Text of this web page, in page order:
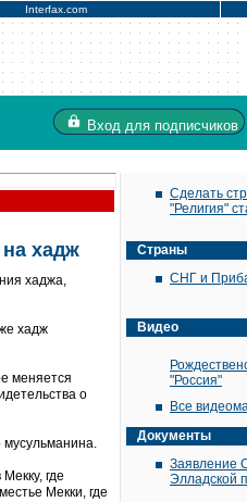
Interfax.com
Вход для подписчиков
хадж
хаджа,
хадж
меняется
о
где
Мекки, где
Сделать
"Религия"
Страны
СНГ и
Видео
"Россия"
Все
Документы
Заявление
Элладской